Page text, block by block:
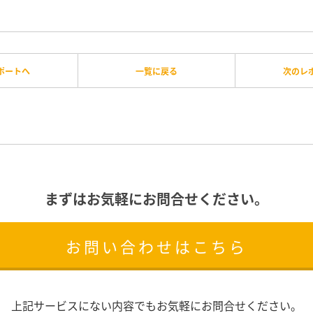
ートへ 一覧に戻る 次のレ
まずはお気軽にお問合せください。
お問い合わせはこちら
上記サービスにない内容でもお気軽にお問合せください。